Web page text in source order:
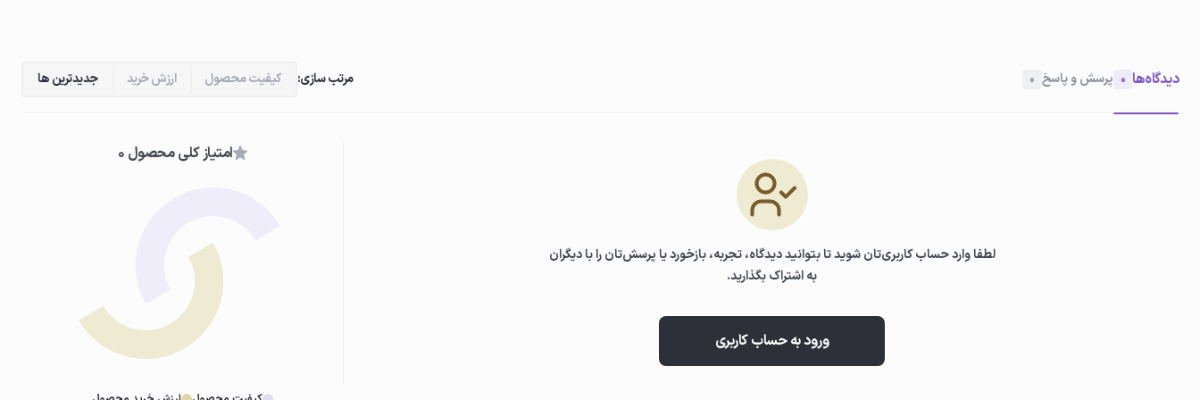
مقدار مناسبی از نرم‌کننده ویتاپلکس را روی ساقه و انتهای موها پخش کرده و با انگشتان به‌آرامی ماساژ دهید.
دیدگاه‌ها 0 پرسش و پاسخ 0 مرتب سازی: کیفیت محصول ارزش خرید جدیدترین ها
لطفا وارد حساب کاربری‌تان شوید تا بتوانید دیدگاه، تجربه، بازخورد یا پرسش‌تان را با دیگران
به اشتراک بگذارید.
ورود به حساب کاربری
امتیاز کلی محصول 0